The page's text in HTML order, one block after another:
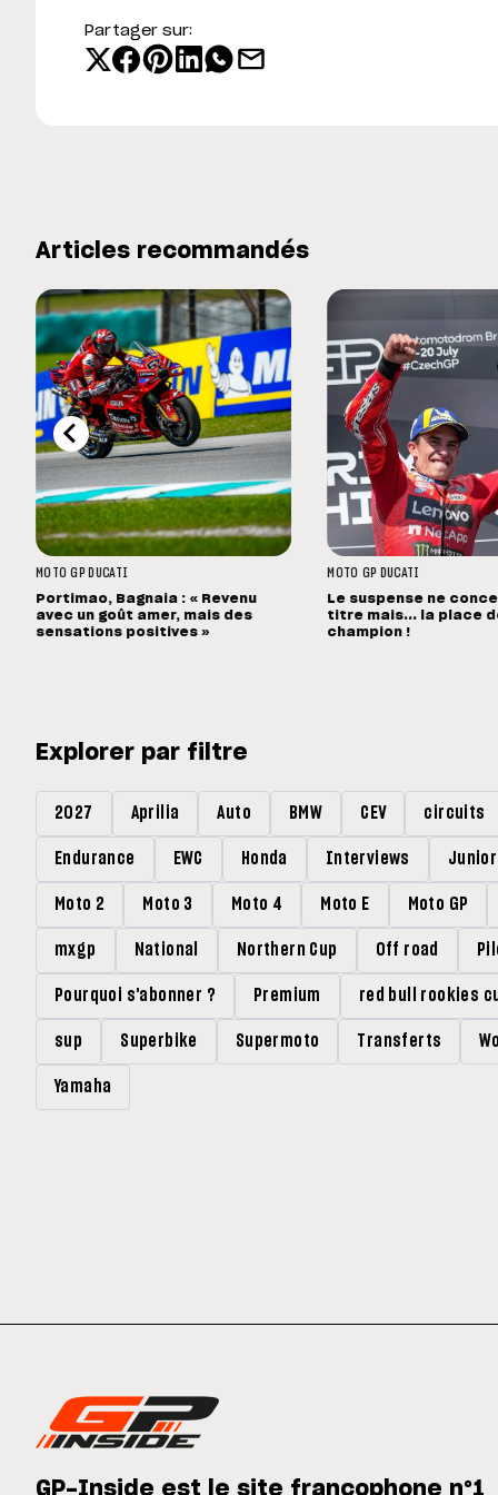
Partager sur:
Articles recommandés
MOTO GP DUCATI
Portimao, Bagnaia : « Revenu
avec un goût amer, mais des
sensations positives »
MOTO GP DUCATI
Le suspense ne
titre mais... la place
champion !
Explorer par filtre
2027 Aprilia Auto BMW CEV circuits
Endurance EWC Honda Interviews
Moto 2 Moto 3 Moto 4 Moto E Moto GP
mxgp National Northern Cup Off road
Pourquoi s'abonner ? Premium red bull rookies
sup Superbike Supermoto Transferts
Yamaha
GP-Inside est le site francophone n°1